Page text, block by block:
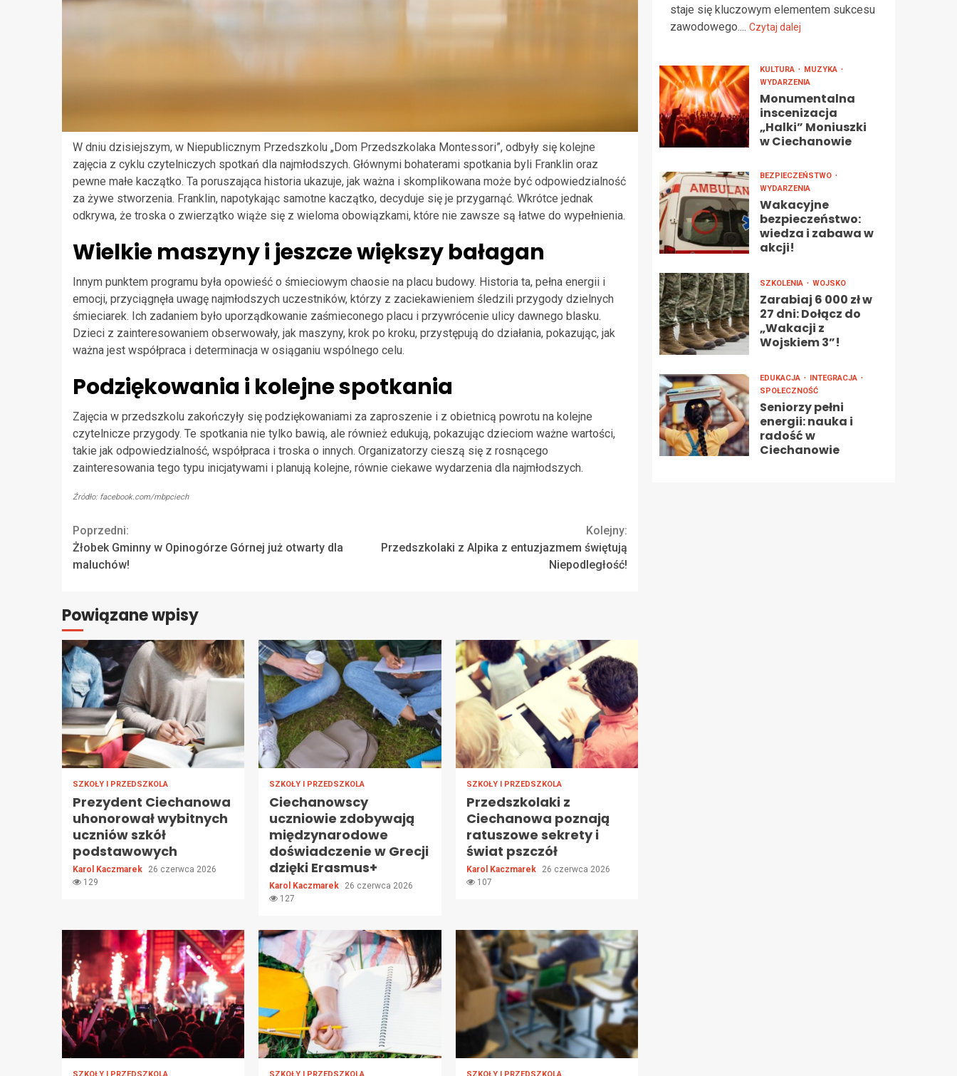
W dniu dzisiejszym, w Niepublicznym Przedszkolu „Dom Przedszkolaka Montessori”, odbyły się kolejne
zajęcia z cyklu czytelniczych spotkań dla najmłodszych. Głównymi bohaterami spotkania byli Franklin oraz
pewne małe kaczątko. Ta poruszająca historia ukazuje, jak ważna i skomplikowana może być odpowiedzialność
za żywe stworzenia. Franklin, napotykając samotne kaczątko, decyduje się je przygarnąć. Wkrótce jednak
odkrywa, że troska o zwierzątko wiąże się z wieloma obowiązkami, które nie zawsze są łatwe do wypełnienia.
Wielkie maszyny i jeszcze większy bałagan
Innym punktem programu była opowieść o śmieciowym chaosie na placu budowy. Historia ta, pełna energii i
emocji, przyciągnęła uwagę najmłodszych uczestników, którzy z zaciekawieniem śledzili przygody dzielnych
śmieciarek. Ich zadaniem było uporządkowanie zaśmieconego placu i przywrócenie ulicy dawnego blasku.
Dzieci z zainteresowaniem obserwowały, jak maszyny, krok po kroku, przystępują do działania, pokazując, jak
ważna jest współpraca i determinacja w osiąganiu wspólnego celu.
Podziękowania i kolejne spotkania
Zajęcia w przedszkolu zakończyły się podziękowaniami za zaproszenie i z obietnicą powrotu na kolejne
czytelnicze przygody. Te spotkania nie tylko bawią, ale również edukują, pokazując dzieciom ważne wartości,
takie jak odpowiedzialność, współpraca i troska o innych. Organizatorzy cieszą się z rosnącego
zainteresowania tego typu inicjatywami i planują kolejne, równie ciekawe wydarzenia dla najmłodszych.
Źródło: facebook.com/mbpciech
Continue
Reading
Poprzedni:
Żłobek Gminny w Opinogórze Górnej już otwarty dla
maluchów!
Kolejny:
Przedszkolaki z Alpika z entuzjazmem świętują
Niepodległość!
Powiązane wpisy
SZKOŁY I PRZEDSZKOLA
Prezydent Ciechanowa
uhonorował wybitnych
uczniów szkół
podstawowych
Karol Kaczmarek
26 czerwca 2026
129
SZKOŁY I PRZEDSZKOLA
Ciechanowscy
uczniowie zdobywają
międzynarodowe
doświadczenie w Grecji
dzięki Erasmus+
Karol Kaczmarek
26 czerwca 2026
127
SZKOŁY I PRZEDSZKOLA
Przedszkolaki z
Ciechanowa poznają
ratuszowe sekrety i
świat pszczół
Karol Kaczmarek
26 czerwca 2026
107
SZKOŁY I PRZEDSZKOLA SZKOŁY I PRZEDSZKOLA SZKOŁY I PRZEDSZKOLA
staje się kluczowym elementem sukcesu
zawodowego.... Czytaj dalej
KULTURA
MUZYKA
WYDARZENIA
Monumentalna
inscenizacja
„Halki” Moniuszki
w Ciechanowie
BEZPIECZEŃSTWO
WYDARZENIA
Wakacyjne
bezpieczeństwo:
wiedza i zabawa w
akcji!
SZKOLENIA WOJSKO
Zarabiaj 6 000 zł w
27 dni: Dołącz do
„Wakacji z
Wojskiem 3”!
EDUKACJA
INTEGRACJA
SPOŁECZNOŚĆ
Seniorzy pełni
energii: nauka i
radość w
Ciechanowie